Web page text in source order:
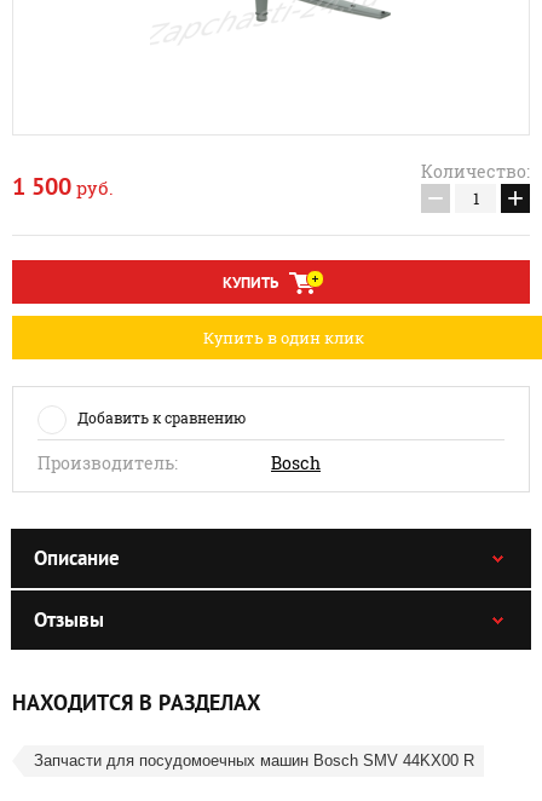
1 500 руб.
Количество:
− +
КУПИТЬ
Купить в один клик
Добавить к сравнению
Производитель: Bosch
Описание
Отзывы
НАХОДИТСЯ В РАЗДЕЛАХ
Запчасти для посудомоечных машин Bosch SMV 44KX00 R